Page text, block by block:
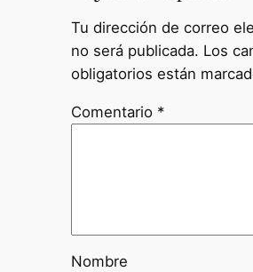
Tu dirección de correo
no será publicada. Los
obligatorios están
Comentario *
Nombre